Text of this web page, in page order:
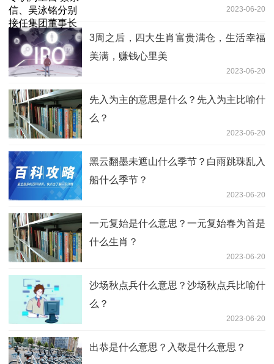
2023-06-20
3周之后，四大生肖富贵满仓，生活幸福
美满，赚钱心里美
2023-06-20
先入为主的意思是什么？先入为主比喻什
么？
2023-06-20
黑云翻墨未遮山什么季节？白雨跳珠乱入
船什么季节？
2023-06-20
一元复始是什么意思？一元复始春为首是
什么生肖？
2023-06-20
沙场秋点兵什么意思？沙场秋点兵比喻什
么？
2023-06-20
出恭是什么意思？入敬是什么意思？